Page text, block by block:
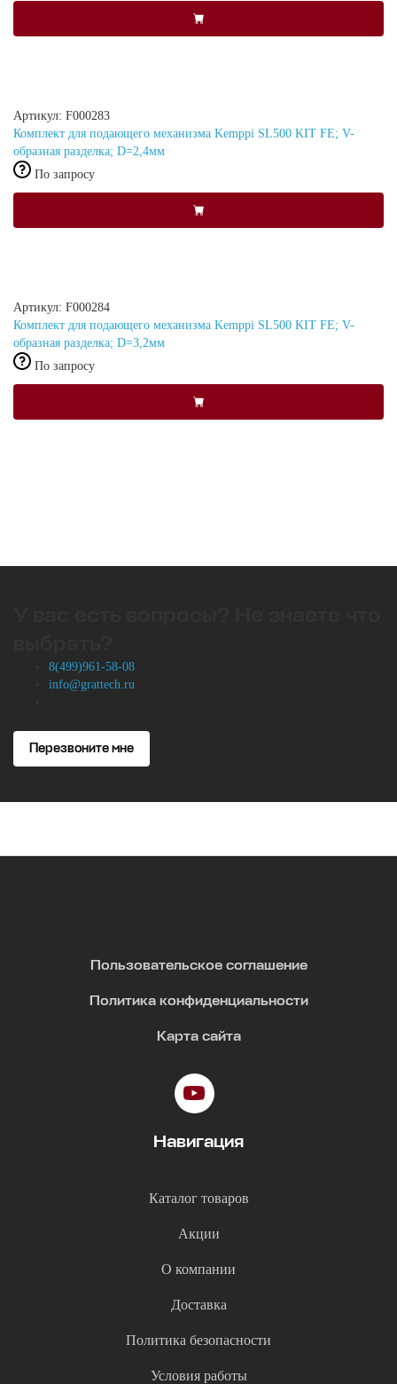
Артикул: F000283
Комплект для подающего механизма Kemppi SL500 KIT FE; V-
образная разделка; D=2,4мм
По запросу
Артикул: F000284
Комплект для подающего механизма Kemppi SL500 KIT FE; V-
образная разделка; D=3,2мм
По запросу
8(499)961-58-08
info@grattech.ru
Перезвоните мне
Пользовательское соглашение
Политика конфиденциальности
Карта сайта
Навигация
Каталог товаров
Акции
О компании
Доставка
Политика безопасности
Условия работы